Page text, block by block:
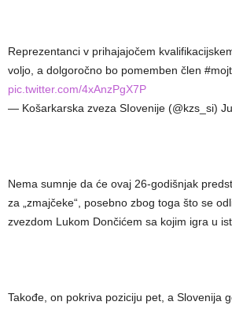
Reprezentanci v prihajajočem
voljo, a dolgoročno bo pomemben člen
pic.twitter.com/4xAnzPgX7P
— Košarkarska zveza SIovenije (@kzs_si)
Nema sumnje da će ovaj 26-godišnjak
za „zmajčeke“, posebno zbog toga što se
zvezdom Lukom Dončićem sa kojim igra u
Takođe, on pokriva poziciju pet, a Slovenija